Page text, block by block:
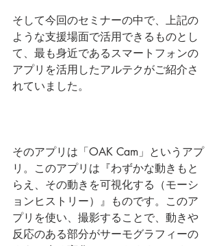
そして今回のセミナーの中で、上記の
ような支援場面で活用できるものとし
て、最も身近であるスマートフォンの
アプリを活用したアルテクがご紹介さ
れていました。
そのアプリは「OAK Cam」というアプ
リ。このアプリは『わずかな動きもと
らえ、その動きを可視化する（モーシ
ョンヒストリー）』ものです。このア
プリを使い、撮影することで、動きや
反応のある部分がサーモグラフィーの